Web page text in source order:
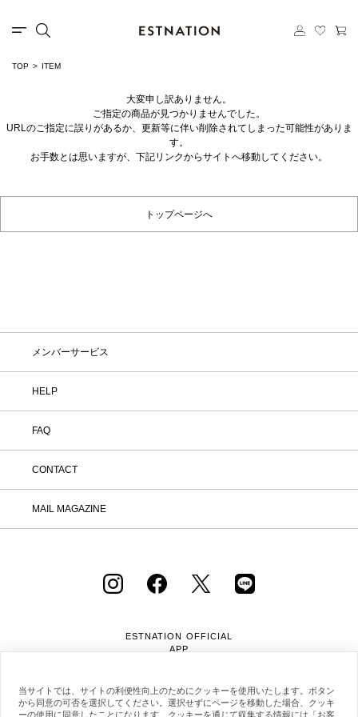
TOP ITEM
大変申し訳ありません。
ご指定の商品が見つかりませんでした。
URLのご指定に誤りがあるか、更新等に伴い削除されてしまった可能性がありま
す。
お手数とは思いますが、下記リンクからサイトへ移動してください。
トップページへ
メンバーサービス
HELP
FAQ
CONTACT
MAIL MAGAZINE
ESTNATION OFFICIAL
APP
当サイトでは、サイトの利便性向上のためにクッキーを使用いたします。ボタン
から同意の可否を選択してください。選択せずにページを移動した場合、クッキ
ーの使用に同意したことになります。クッキーを通じて収集する情報には「お客